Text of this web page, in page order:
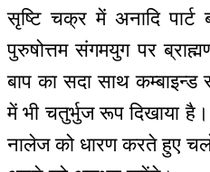
सृष्टि चक्र में अनादि
पुरुषोत्तम संगमयुग पर
बाप का सदा साथ
में भी चतुर्भुज रूप दिखाया
नालेज को धारण करते हुए